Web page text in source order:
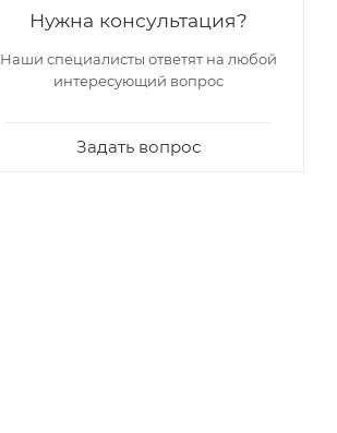
Нужна консультация?
Наши специалисты ответят на любой
интересующий вопрос
Задать вопрос